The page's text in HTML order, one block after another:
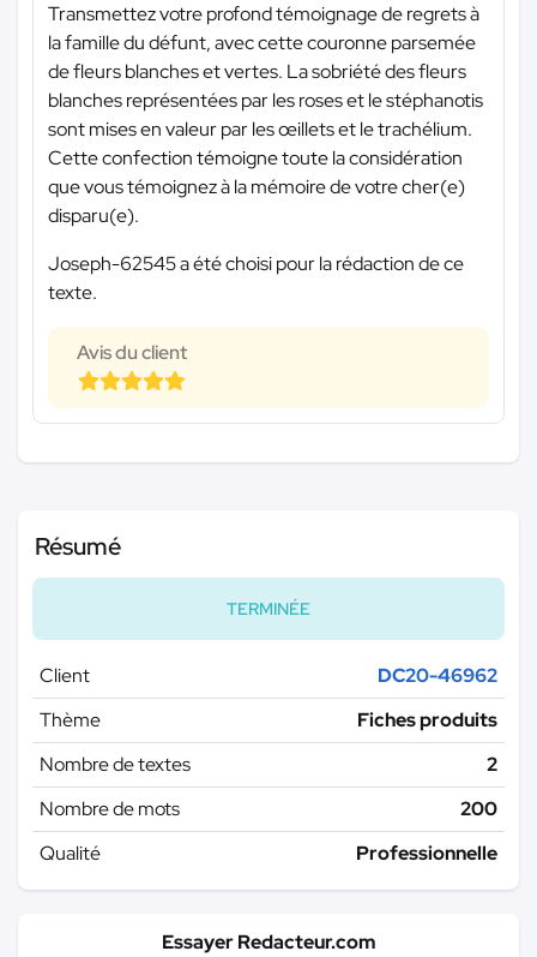
Transmettez votre profond témoignage de regrets à
la famille du défunt, avec cette couronne parsemée
de fleurs blanches et vertes. La sobriété des fleurs
blanches représentées par les roses et le stéphanotis
sont mises en valeur par les œillets et le trachélium.
Cette confection témoigne toute la considération
que vous témoignez à la mémoire de votre cher(e)
disparu(e).
Joseph-62545 a été choisi pour la rédaction de ce
texte.
Avis du client
Résumé
TERMINÉE
Client
DC20-46962
Thème
Fiches produits
Nombre de textes
2
Nombre de mots
200
Qualité
Professionnelle
Essayer Redacteur.com